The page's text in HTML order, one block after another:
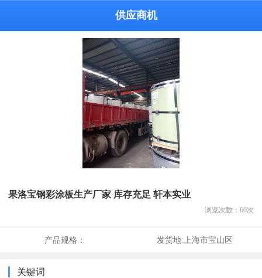
供应商机
果洛宝钢彩涂板生产厂家 库存充足 轩本实业
浏览次数： 60次
产品规格： 发货地:上海市宝山区
关键词